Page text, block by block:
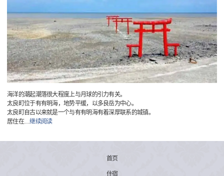
海洋的潮起潮落很大程度上与月球的引力有关。
太良町位于有有明海，地势平缓，以多良岳为中心。
太良町自古以来就是一个与有有明海有着深厚联系的城镇。
居住在…继续阅读
首页
住宿